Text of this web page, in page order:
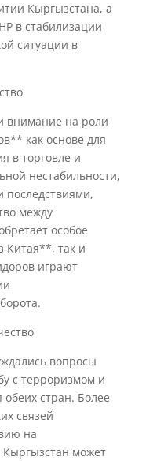
Кыргызстана, а
в стабилизации
ситуации в
внимание на роли
как основе для
в торговле и
нестабильности,
последствиями,
между
особое
Китая**, так и
играют
вопросы
с терроризмом и
стран. Более
связей
на
может